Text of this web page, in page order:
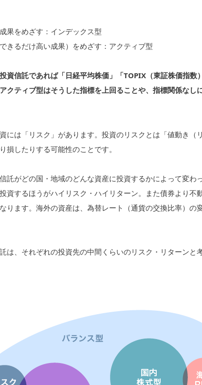
果をめざす：インデックス型
きるだけ高い成果）をめざす：アクティブ型
資信託であれば「日経平均株価」「TOPIX（東証株価指数
アクティブ型はそうした指標を上回ることや、指標関係なし
には「リスク」があります。投資のリスクとは「値動き（
したりする可能性のことです。
託がどの国・地域のどんな資産に投資するかによって変わ
資するほうがハイリスク・ハイリターン。また債券より不
ります。海外の資産は、為替レート（通貨の交換比率）の
は、それぞれの投資先の中間くらいのリスク・リターンと